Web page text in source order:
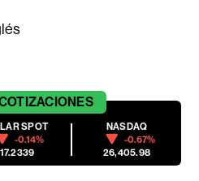
SPOT
-0.14%
17.2339
NASDAQ
-0.67%
26,405.98